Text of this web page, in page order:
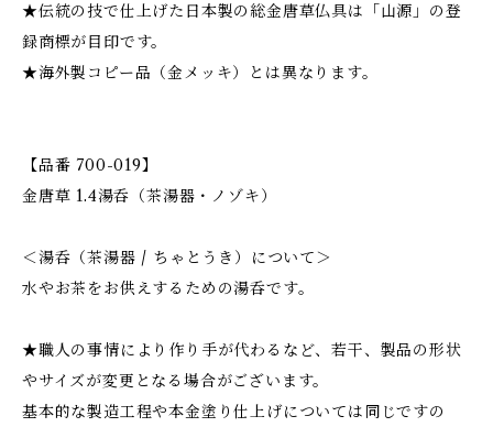
★伝統の技で仕上げた日本製の総金唐草仏具は「山源」の登
録商標が目印です。
★海外製コピー品（金メッキ）とは異なります。
【品番 700-019】
金唐草 1.4湯呑（茶湯器・ノゾキ）
＜湯呑（茶湯器 / ちゃとうき）について＞
水やお茶をお供えするための湯呑です。
★職人の事情により作り手が代わるなど、若干、製品の形状
やサイズが変更となる場合がございます。
基本的な製造工程や本金塗り仕上げについては同じですの